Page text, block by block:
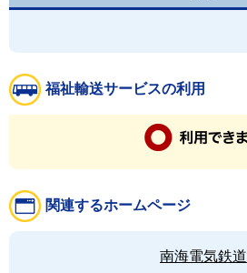
福祉輸送サービスの利用
関連するホームページ
南海電気鉄道